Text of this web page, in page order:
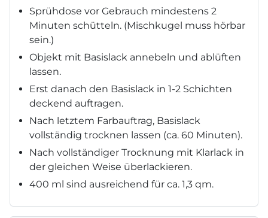
Sprühdose vor Gebrauch mindestens 2
Minuten schütteln. (Mischkugel muss hörbar
sein.)
Objekt mit Basislack annebeln und ablüften
lassen.
Erst danach den Basislack in 1-2 Schichten
deckend auftragen.
Nach letztem Farbauftrag, Basislack
vollständig trocknen lassen (ca. 60 Minuten).
Nach vollständiger Trocknung mit Klarlack in
der gleichen Weise überlackieren.
400 ml sind ausreichend für ca. 1,3 qm.